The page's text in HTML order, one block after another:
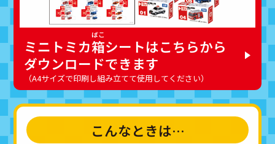
ミニトミカ箱シートはこちらから
ダウンロードできます
（A4サイズで印刷し組み立てて使用してください）
こんなときは…